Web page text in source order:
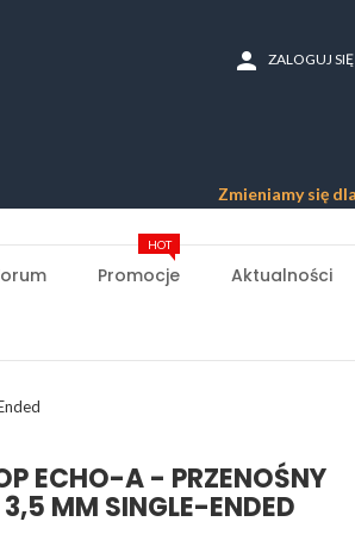
person ZALOGUJ SIĘ
Zmieniamy się dla Ciebie –
Promocje
HOT
Aktualności
ECHO-A - PRZENOŚNY
MM SINGLE-ENDED